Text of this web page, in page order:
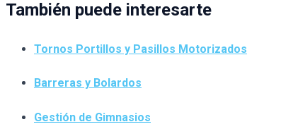
También puede interesarte
Tornos Portillos y Pasillos Motorizados
Barreras y Bolardos
Gestión de Gimnasios